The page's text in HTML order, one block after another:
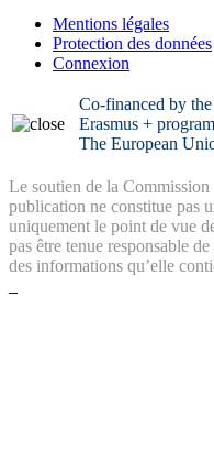
Mentions légales
Protection des données
Connexion
Co-financed by the
Erasmus + program
The European
Le soutien de la
publication ne constitue pas
uniquement le point de vue
pas être tenue responsable
des informations qu’elle